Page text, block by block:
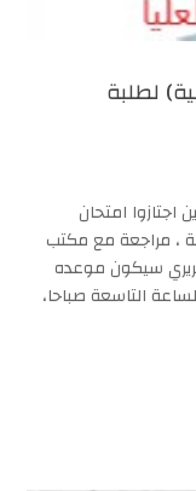
لطلبة
اجتازوا امتحان
، مراجعة مع مكتب
سيكون موعده
م، على تمام الساعة التاسعة صباحا،